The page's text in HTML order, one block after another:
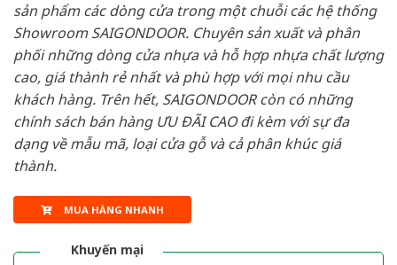
sản phẩm các dòng cửa trong một chuỗi các hệ thống
Showroom SAIGONDOOR. Chuyên sản xuất và phân
phối những dòng cửa nhựa và hỗ hợp nhựa chất lượng
cao, giá thành rẻ nhất và phù hợp với mọi nhu cầu
khách hàng. Trên hết, SAIGONDOOR còn có những
chính sách bán hàng ƯU ĐÃI CAO đi kèm với sự đa
dạng về mẫu mã, loại cửa gỗ và cả phân khúc giá
thành.
MUA HÀNG NHANH
Khuyến mại